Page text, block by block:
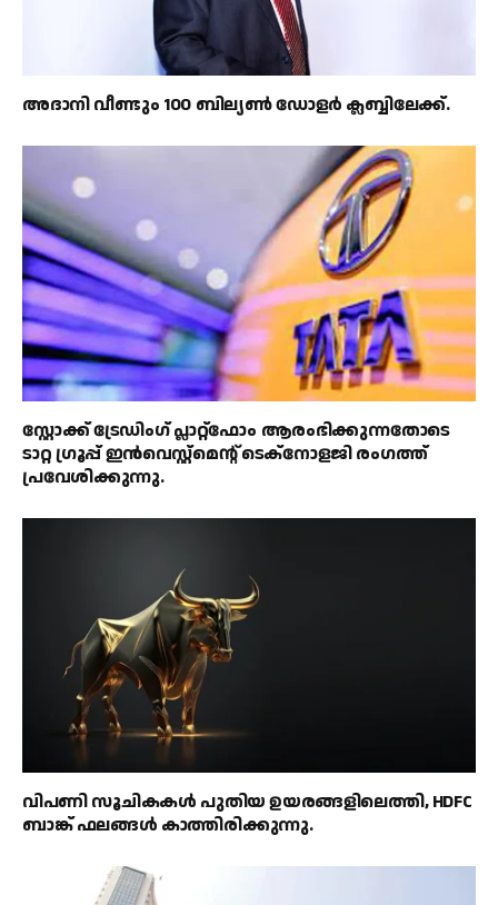
അദാനി വീണ്ടും 100 ബില്യൺ ഡോളർ ക്ലബ്ബിലേക്ക്.
സ്റ്റോക്ക് ട്രേഡിംഗ് പ്ലാറ്റ്‌ഫോം ആരംഭിക്കുന്നതോടെ
ടാറ്റ ഗ്രൂപ്പ് ഇൻവെസ്റ്റ്‌മെൻ്റ് ടെക്‌നോളജി രംഗത്ത്
പ്രവേശിക്കുന്നു.
വിപണി സൂചികകൾ പുതിയ ഉയരങ്ങളിലെത്തി, HDFC
ബാങ്ക് ഫലങ്ങൾ കാത്തിരിക്കുന്നു.